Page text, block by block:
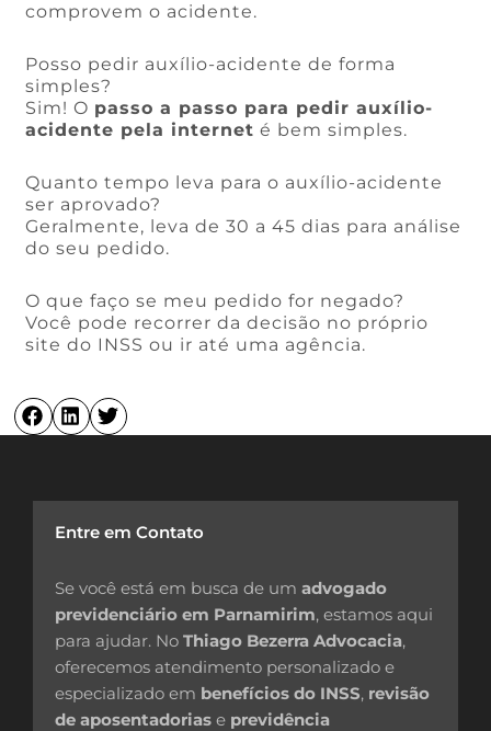
comprovem o acidente.
Posso pedir auxílio-acidente de forma
simples?
Sim! O passo a passo para pedir auxílio-
acidente pela internet é bem simples.
Quanto tempo leva para o auxílio-acidente
ser aprovado?
Geralmente, leva de 30 a 45 dias para análise
do seu pedido.
O que faço se meu pedido for negado?
Você pode recorrer da decisão no próprio
site do INSS ou ir até uma agência.
Entre em Contato
Se você está em busca de um advogado
previdenciário em Parnamirim, estamos aqui
para ajudar. No Thiago Bezerra Advocacia,
oferecemos atendimento personalizado e
especializado em benefícios do INSS, revisão
de aposentadorias e previdência